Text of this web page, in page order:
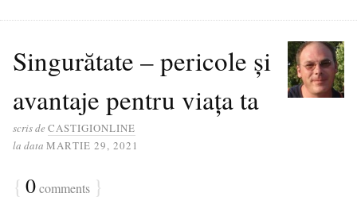
Singurătate – pericole și
avantaje pentru viața ta
scris de CASTIGIONLINE
la data MARTIE 29, 2021
{ 0comments }